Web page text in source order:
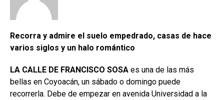
Recorra y admire el suelo empedrado, casas de hace
varios siglos y un halo romántico
LA CALLE DE FRANCISCO SOSA es una de las más
bellas en Coyoacán, un sábado o do­mingo puede
recorrerla. Debe de empezar en avenida Universidad a la